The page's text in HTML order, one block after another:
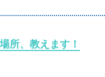
所、教えます！